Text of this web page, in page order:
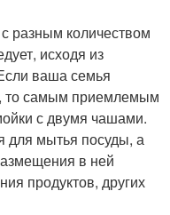
разным количеством
исходя из
ваша семья
то самым приемлемым
с двумя чашами.
для мытья посуды, а
в ней
продуктов, других